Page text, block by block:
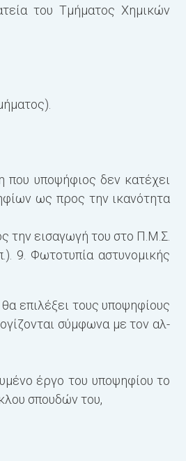
του Τμήματος Χημικών
που υποψήφιος δεν κατέχει
ως προς την ικανότητα
την εισαγωγή του στο Π.Μ.Σ.
9. Φωτοτυπία αστυνομικής
επιλέξει τους υποψηφίους
σύμφωνα με τον αλ-
έργο του υποψηφίου το
σπουδών του,